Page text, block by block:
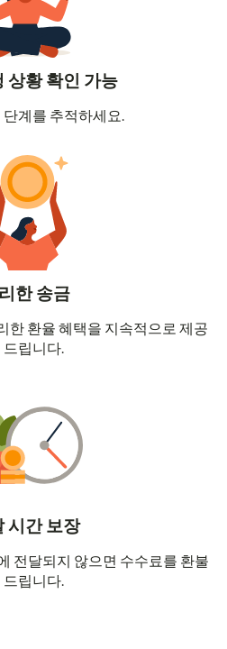
상황 확인 가능
단계를 추적하세요.
한 송금
열림)
한 환율 혜택을 지속적으로 제공
드립니다.
시간 보장
전달되지 않으면 수수료를 환불
드립니다.